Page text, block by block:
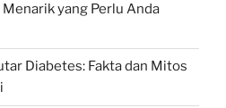
yang Perlu Anda
Diabetes: Fakta dan Mitos